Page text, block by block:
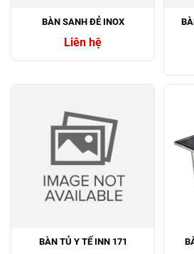
BÀN SANH ĐẺ INOX
Liên hệ
BÀN TỦ Y TẾ INN 171